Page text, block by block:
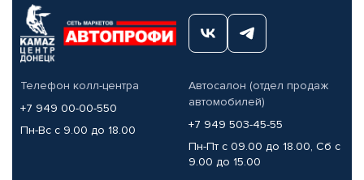
Телефон колл-центра
+7 949 00-00-550
Пн-Вс с 9.00 до 18.00
Автосалон (отдел продаж
автомобилей)
+7 949 503-45-55
Пн-Пт с 09.00 до 18.00, Сб с
9.00 до 15.00